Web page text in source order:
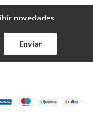
novedades
Enviar